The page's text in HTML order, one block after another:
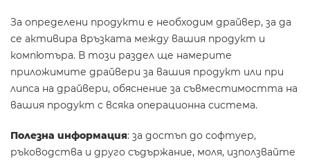
За определени продукти е необходим драйвер, за да
се активира връзката между вашия продукт и
компютъра. В този раздел ще намерите
приложимите драйвери за вашия продукт или при
липса на драйвери, обяснение за съвместимостта на
вашия продукт с всяка операционна система.
Полезна информация: за достъп до софтуер,
ръководства и друго съдържание, моля, използвайте